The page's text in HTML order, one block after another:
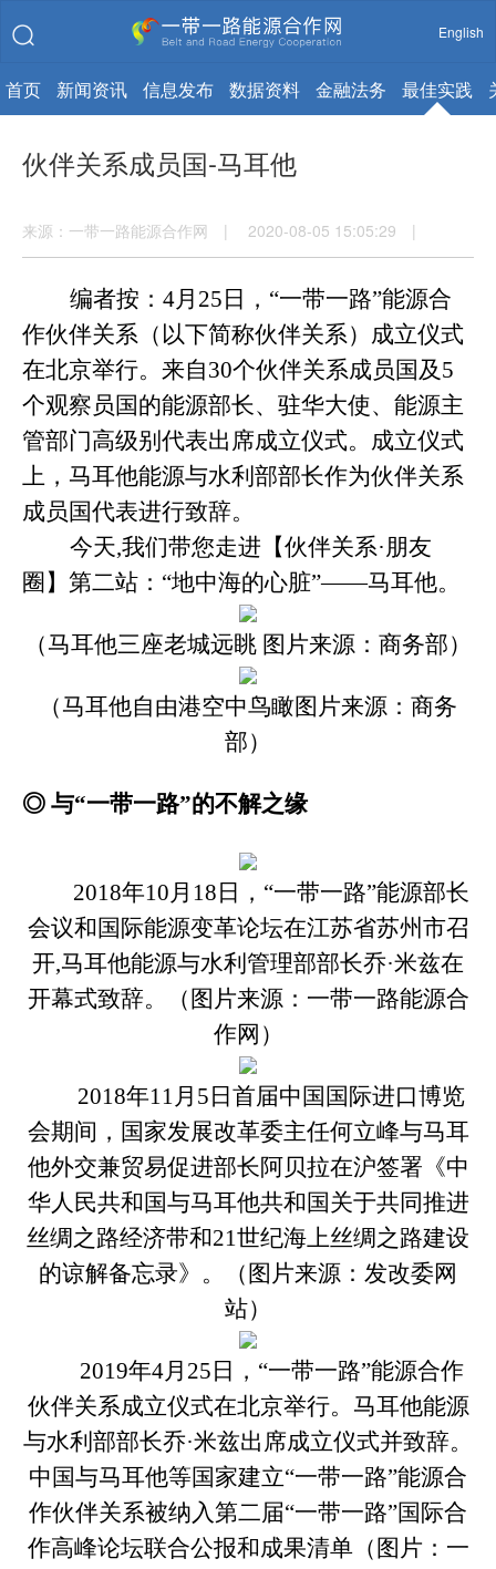
English
首页 新闻资讯 信息发布 数据资料 金融法务 最佳实践
伙伴关系成员国-马耳他
来源：一带一路能源合作网 | 2020-08-05 15:05:29 |
编者按： 4月25日，“一带一路”能源合
作伙伴关系（以下简称伙伴关系）成立仪式
在北京举行。来自30个伙伴关系成员国及5
个观察员国的能源部长、驻华大使、能源主
管部门高级别代表出席成立仪式。成立仪式
上，马耳他能源与水利部部长作为伙伴关系
成员国代表进行致辞。
今天,我们带您走进【伙伴关系·朋友
圈】第二站：“地中海的心脏”——马耳他。
（马耳他三座老城远眺 图片来源：商务部）
（马耳他自由港空中鸟瞰图片来源：商务
部）
◎ 与“一带一路”的不解之缘
2018年10月18日，“一带一路”能源部长
会议和国际能源变革论坛在江苏省苏州市召
开,马耳他能源与水利管理部部长乔·米兹在
开幕式致辞。（图片来源：一带一路能源合
作网）
2018年11月5日首届中国国际进口博览
会期间，国家发展改革委主任何立峰与马耳
他外交兼贸易促进部长阿贝拉在沪签署《中
华人民共和国与马耳他共和国关于共同推进
丝绸之路经济带和21世纪海上丝绸之路建设
的谅解备忘录》。（图片来源：发改委网
站）
2019年4月25日，“一带一路”能源合作
伙伴关系成立仪式在北京举行。马耳他能源
与水利部部长乔·米兹出席成立仪式并致辞。
中国与马耳他等国家建立“一带一路”能源合
作伙伴关系被纳入第二届“一带一路”国际合
作高峰论坛联合公报和成果清单（图片：一